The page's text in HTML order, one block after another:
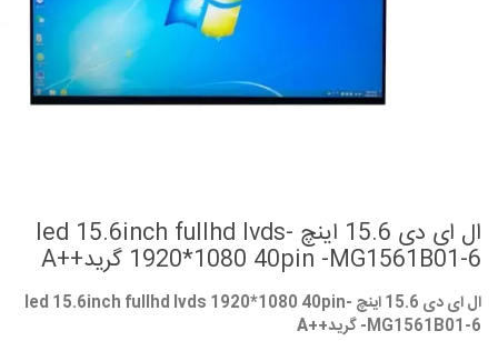
ال ای دی 15.6 اینچ -led 15.6inch fullhd lvds
1920*1080 40pin -MG1561B01-6 گرید++A
ال ای دی 15.6 اینچ -led 15.6inch fullhd lvds 1920*1080 40pin
-MG1561B01-6 گرید++A